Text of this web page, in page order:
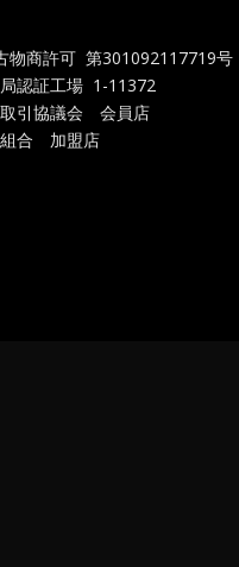
物商許可 第301092117719号
認証工場 1-11372
引協議会 会員店
組合 加盟店